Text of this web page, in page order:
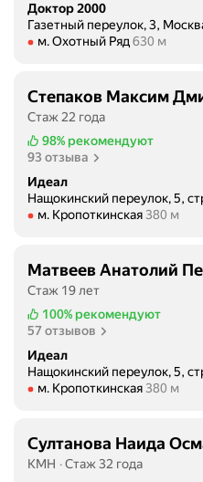
Доктор 2000
Газетный переулок, 3,
Метро м. Охотный Ряд
м. Охотный Ряд 630 м
Степаков Максим
Стаж 22 года
98% рекомендуют
93 отзыва
Идеал
Нащокинский переулок, 5,
Метро м. Кропоткинская
м. Кропоткинская 380 м
Матвеев Анатолий
Стаж 19 лет
100% рекомендуют
57 отзывов
Идеал
Нащокинский переулок, 5,
Метро м. Кропоткинская
м. Кропоткинская 380 м
Султанова Наида
КМН
Стаж 32 года